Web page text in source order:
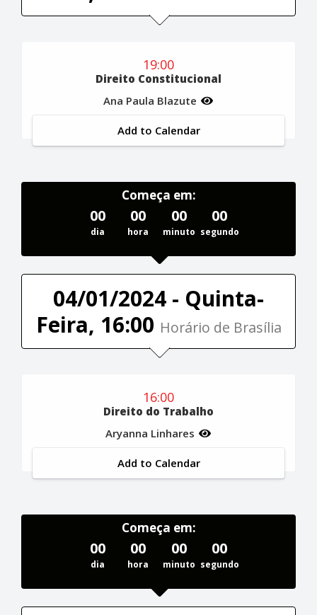
19:00
Direito Constitucional
Ana Paula Blazute
Add to Calendar
Começa em:
00
dia
00
hora
00
minuto
00
segundo
04/01/2024 - Quinta-
Feira, 16:00 Horário de Brasília
16:00
Direito do Trabalho
Aryanna Linhares
Add to Calendar
Começa em:
00
dia
00
hora
00
minuto
00
segundo